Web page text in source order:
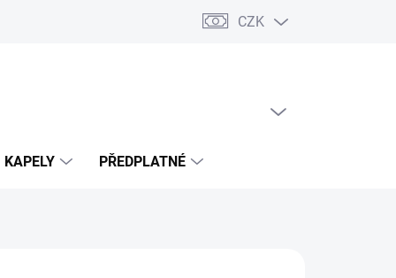
CZK
KAPELY PŘEDPLATNÉ